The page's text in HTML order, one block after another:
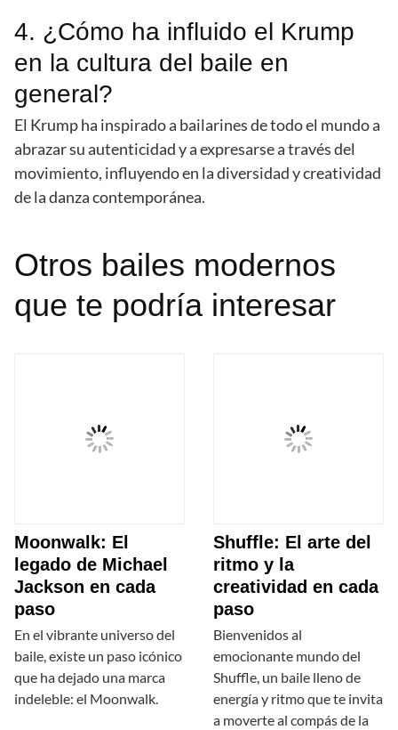
4. ¿Cómo ha influido el Krump
en la cultura del baile en
general?
El Krump ha inspirado a bailarines de todo el mundo a
abrazar su autenticidad y a expresarse a través del
movimiento, influyendo en la diversidad y creatividad
de la danza contemporánea.
Otros bailes modernos
que te podría interesar
Moonwalk: El
legado de Michael
Jackson en cada
paso
En el vibrante universo del
baile, existe un paso icónico
que ha dejado una marca
indeleble: el Moonwalk.
Shuffle: El arte del
ritmo y la
creatividad en cada
paso
Bienvenidos al
emocionante mundo del
Shuffle, un baile lleno de
energía y ritmo que te invita
a moverte al compás de la